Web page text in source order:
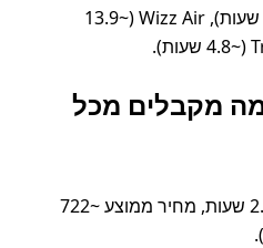
Vueling (~16.8 שעות), Wizz Air (~13.9
מה מקבלים מכל
טיסה: זמן ממוצע 2.8 שעות, מחיר ממוצע ~722